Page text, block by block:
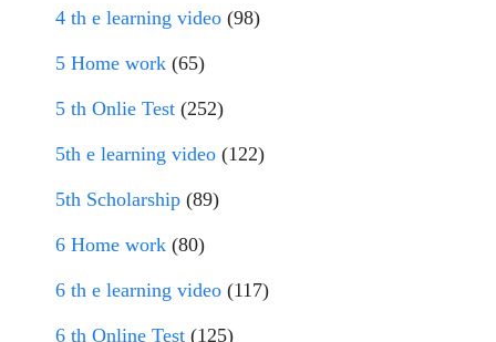
4 th e learning video (98)
5 Home work (65)
5 th Onlie Test (252)
5th e learning video (122)
5th Scholarship (89)
6 Home work (80)
6 th e learning video (117)
6 th Online Test (125)